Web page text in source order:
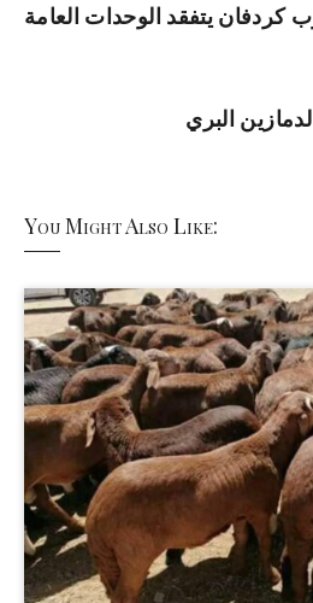
يتفقد الوحدات العامة
البري
You Might Also Like: